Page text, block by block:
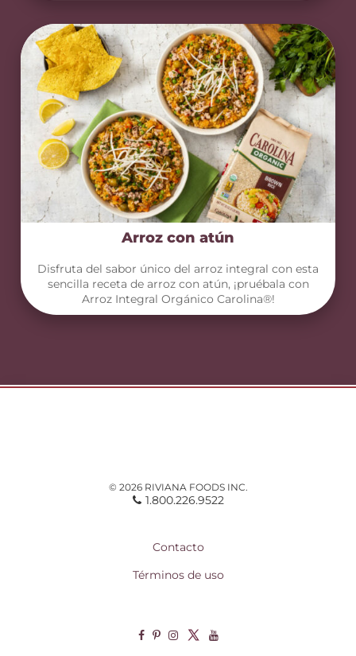
Arroz con atún
Disfruta del sabor único del arroz integral con esta
sencilla receta de arroz con atún, ¡pruébala con
Arroz Integral Orgánico Carolina®!
© 2026 RIVIANA FOODS INC.
1.800.226.9522
Contacto
Términos de uso